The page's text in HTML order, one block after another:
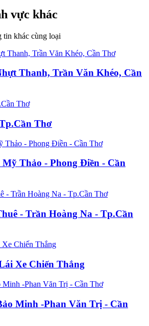
vực khác
tin khác cùng loại
Thanh, Trần Văn Khéo, Cần
Thơ
Thảo - Phong Điền - Cần
- Trần Hoàng Na - Tp.Cần
Xe Chiến Thắng
Minh -Phan Văn Trị - Cần